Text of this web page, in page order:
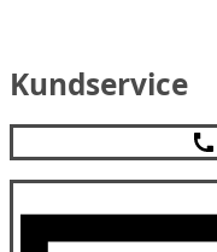
Kundservice